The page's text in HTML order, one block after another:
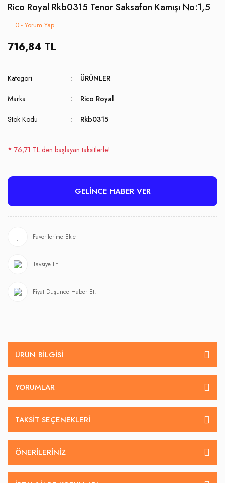
Rico Royal Rkb0315 Tenor Saksafon Kamışı No:1,5
0 - Yorum Yap
716,84 TL
Kategori ÜRÜNLER
Marka Rico Royal
Stok Kodu Rkb0315
* 76,71 TL den başlayan taksitlerle!
GELİNCE HABER VER
Tavsiye Et
Fiyat Düşünce Haber Et!
ÜRÜN BILGISI
YORUMLAR
TAKSIT SEÇENEKLERI
ÖNERILERINIZ